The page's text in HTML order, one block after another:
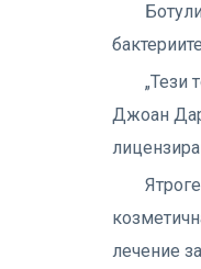
„Тези
Джоан
лечение